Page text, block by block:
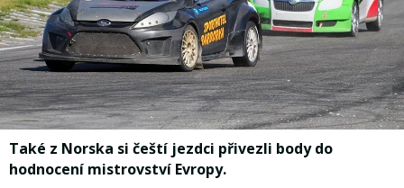
Také z Norska si čeští jezdci přivezli body do
hodnocení mistrovství Evropy.